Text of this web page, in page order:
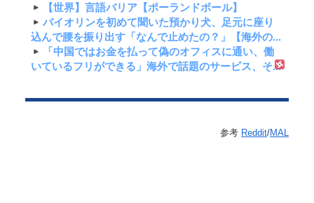
【世界】言語バリア【ポーランドボール】
バイオリンを初めて聞いた預かり犬、足元に座り
込んで腰を振り出す「なんで止めたの？」【海外の...
「中国ではお金を払って偽のオフィスに通い、働
いているフリができる」海外で話題のサービス、そ...
参考 Reddit/MAL